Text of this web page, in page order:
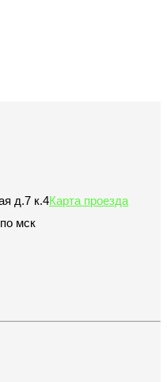
д.7 к.4Карта проезда
мск